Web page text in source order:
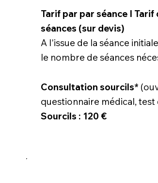
Tarif par par séance I
séances (sur devis)
A l'issue de la séance
le nombre de séances
Consultation sourcils*
questionnaire médical,
Sourcils : 120 €